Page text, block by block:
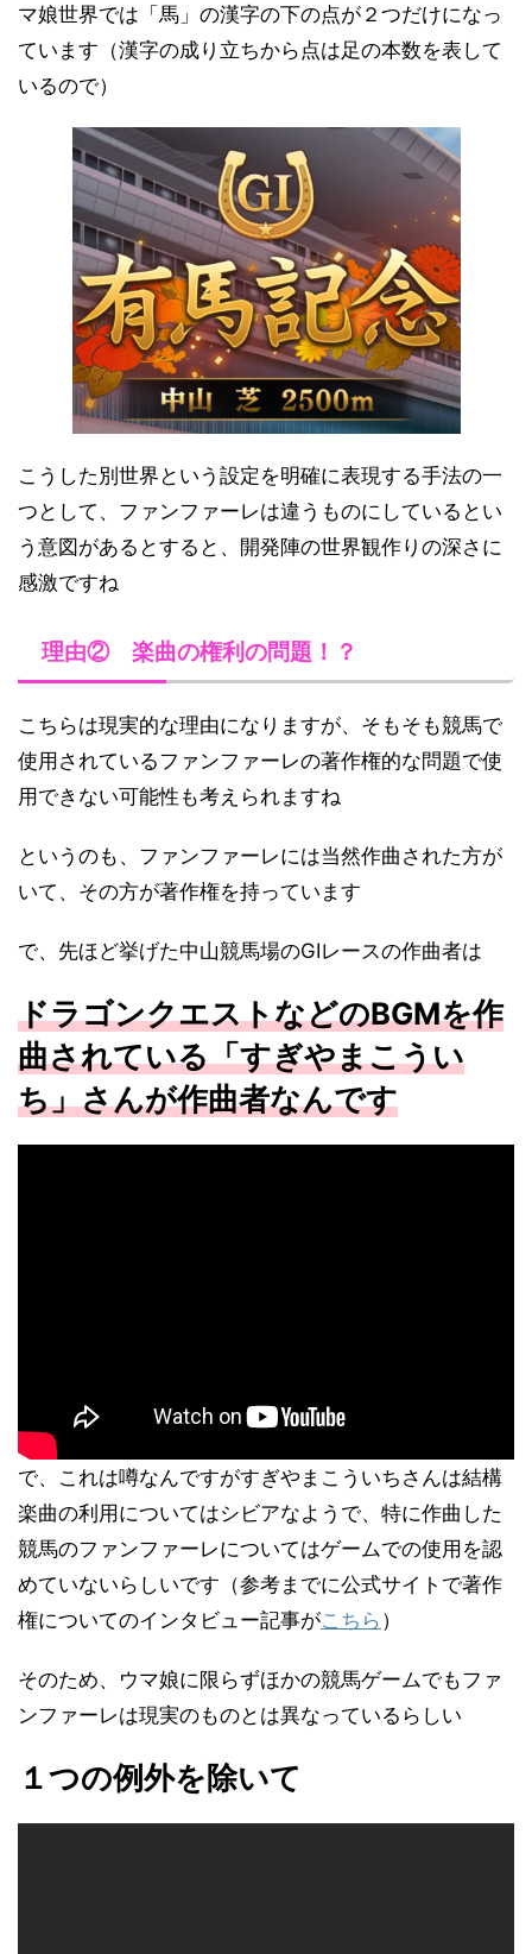
マ娘世界では「馬」の漢字の下の点が２つだけになっ
ています（漢字の成り立ちから点は足の本数を表して
いるので）
こうした別世界という設定を明確に表現する手法の一
つとして、ファンファーレは違うものにしているとい
う意図があるとすると、開発陣の世界観作りの深さに
感激ですね
理由② 楽曲の権利の問題！？
こちらは現実的な理由になりますが、そもそも競馬で
使用されているファンファーレの著作権的な問題で使
用できない可能性も考えられますね
というのも、ファンファーレには当然作曲された方が
いて、その方が著作権を持っています
で、先ほど挙げた中山競馬場のGⅠレースの作曲者は
ドラゴンクエストなどのBGMを作
曲されている「すぎやまこうい
ち」さんが作曲者なんです
で、これは噂なんですがすぎやまこういちさんは結構
楽曲の利用についてはシビアなようで、特に作曲した
競馬のファンファーレについてはゲームでの使用を認
めていないらしいです（参考までに公式サイトで著作
権についてのインタビュー記事がこちら ）
そのため、ウマ娘に限らずほかの競馬ゲームでもファ
ンファーレは現実のものとは異なっているらしい
１つの例外を除いて